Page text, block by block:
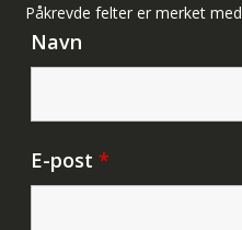
Påkrevde felter er merket med
Navn
E-post *